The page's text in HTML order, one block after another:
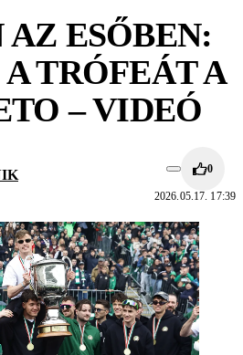
ESŐBEN:
TRÓFEÁT A
– VIDEÓ
0
2026.05.17. 17:39